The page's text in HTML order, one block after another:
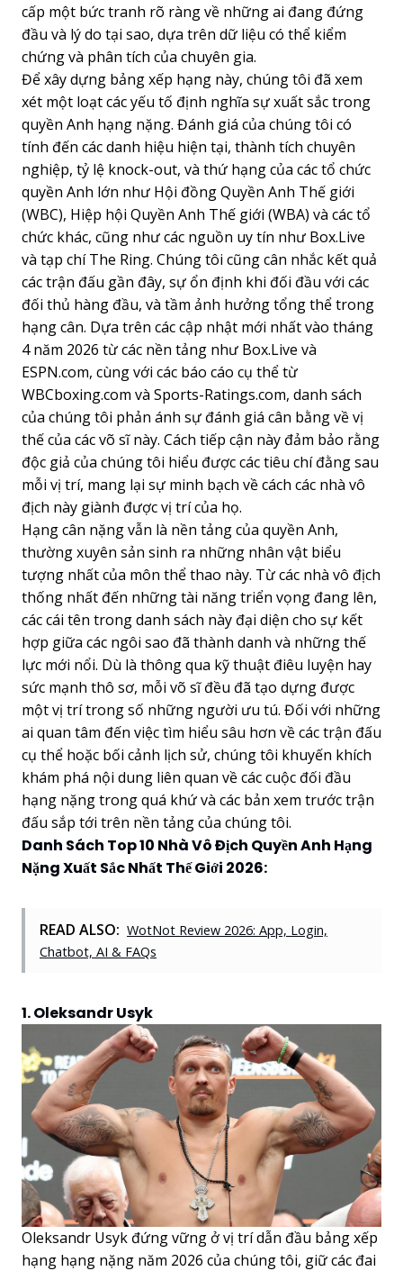
cấp một bức tranh rõ ràng về những ai đang đứng
đầu và lý do tại sao, dựa trên dữ liệu có thể kiểm
chứng và phân tích của chuyên gia.
Để xây dựng bảng xếp hạng này, chúng tôi đã xem
xét một loạt các yếu tố định nghĩa sự xuất sắc trong
quyền Anh hạng nặng. Đánh giá của chúng tôi có
tính đến các danh hiệu hiện tại, thành tích chuyên
nghiệp, tỷ lệ knock-out, và thứ hạng của các tổ chức
quyền Anh lớn như Hội đồng Quyền Anh Thế giới
(WBC), Hiệp hội Quyền Anh Thế giới (WBA) và các tổ
chức khác, cũng như các nguồn uy tín như Box.Live
và tạp chí The Ring. Chúng tôi cũng cân nhắc kết quả
các trận đấu gần đây, sự ổn định khi đối đầu với các
đối thủ hàng đầu, và tầm ảnh hưởng tổng thể trong
hạng cân. Dựa trên các cập nhật mới nhất vào tháng
4 năm 2026 từ các nền tảng như Box.Live và
ESPN.com, cùng với các báo cáo cụ thể từ
WBCboxing.com và Sports-Ratings.com, danh sách
của chúng tôi phản ánh sự đánh giá cân bằng về vị
thế của các võ sĩ này. Cách tiếp cận này đảm bảo rằng
độc giả của chúng tôi hiểu được các tiêu chí đằng sau
mỗi vị trí, mang lại sự minh bạch về cách các nhà vô
địch này giành được vị trí của họ.
Hạng cân nặng vẫn là nền tảng của quyền Anh,
thường xuyên sản sinh ra những nhân vật biểu
tượng nhất của môn thể thao này. Từ các nhà vô địch
thống nhất đến những tài năng triển vọng đang lên,
các cái tên trong danh sách này đại diện cho sự kết
hợp giữa các ngôi sao đã thành danh và những thế
lực mới nổi. Dù là thông qua kỹ thuật điêu luyện hay
sức mạnh thô sơ, mỗi võ sĩ đều đã tạo dựng được
một vị trí trong số những người ưu tú. Đối với những
ai quan tâm đến việc tìm hiểu sâu hơn về các trận đấu
cụ thể hoặc bối cảnh lịch sử, chúng tôi khuyến khích
khám phá nội dung liên quan về các cuộc đối đầu
hạng nặng trong quá khứ và các bản xem trước trận
đấu sắp tới trên nền tảng của chúng tôi.
Danh Sách Top 10 Nhà Vô Địch Quyền Anh Hạng
Nặng Xuất Sắc Nhất Thế Giới 2026:
READ ALSO: WotNot Review 2026: App, Login,
Chatbot, AI & FAQs
1. Oleksandr Usyk
Oleksandr Usyk đứng vững ở vị trí dẫn đầu bảng xếp
hạng hạng nặng năm 2026 của chúng tôi, giữ các đai